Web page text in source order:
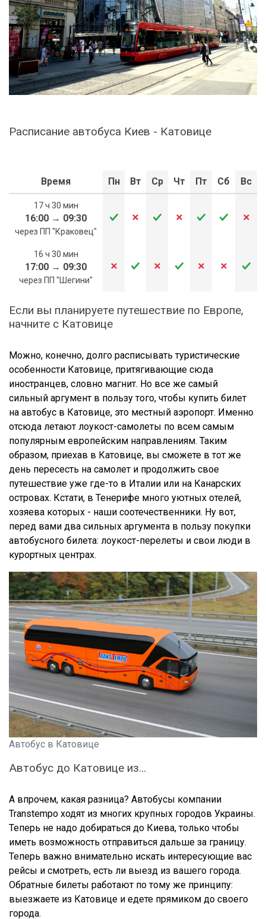
Расписание автобуса Киев - Катовице
Время Пн Вт Ср Чт Пт Сб Вс
17 ч 30 мин
16:00 → 09:30
через ПП "Краковец"
16 ч 30 мин
17:00 → 09:30
через ПП "Шегини"
Если вы планируете путешествие по Европе,
начните с Катовице
Можно, конечно, долго расписывать туристические
особенности Катовице, притягивающие сюда
иностранцев, словно магнит. Но все же самый
сильный аргумент в пользу того, чтобы купить билет
на автобус в Катовице, это местный аэропорт. Именно
отсюда летают лоукост-самолеты по всем самым
популярным европейским направлениям. Таким
образом, приехав в Катовице, вы сможете в тот же
день пересесть на самолет и продолжить свое
путешествие уже где-то в Италии или на Канарских
островах. Кстати, в Тенерифе много уютных отелей,
хозяева которых - наши соотечественники. Ну вот,
перед вами два сильных аргумента в пользу покупки
автобусного билета: лоукост-перелеты и свои люди в
курортных центрах.
Автобус в Катовице
Автобус до Катовице из…
А впрочем, какая разница? Автобусы компании
Transtempo ходят из многих крупных городов Украины.
Теперь не надо добираться до Киева, только чтобы
иметь возможность отправиться дальше за границу.
Теперь важно внимательно искать интересующие вас
рейсы и смотреть, есть ли выезд из вашего города.
Обратные билеты работают по тому же принципу:
выезжаете из Катовице и едете прямиком до своего
города.